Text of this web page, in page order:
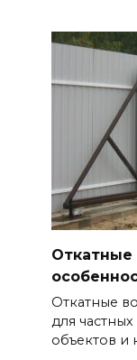
Откатные
Откатные
для
объектов и